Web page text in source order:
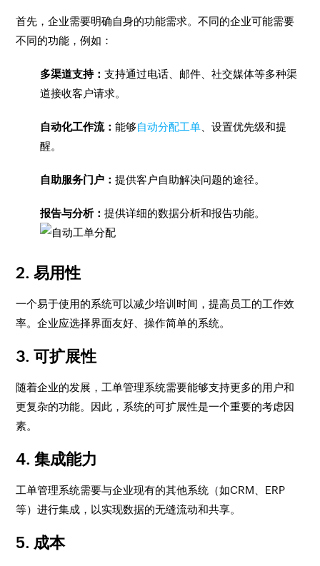
首先，企业需要明确自身的功能需求。不同的企业可能需要
不同的功能，例如：
多渠道支持：支持通过电话、邮件、社交媒体等多种渠
道接收客户请求。
自动化工作流：能够自动分配工单 、设置优先级和提
醒。
自助服务门户：提供客户自助解决问题的途径。
报告与分析：提供详细的数据分析和报告功能。
2. 易用性
一个易于使用的系统可以减少培训时间，提高员工的工作效
率。企业应选择界面友好、操作简单的系统。
3. 可扩展性
随着企业的发展，工单管理系统需要能够支持更多的用户和
更复杂的功能。因此，系统的可扩展性是一个重要的考虑因
素。
4. 集成能力
工单管理系统需要与企业现有的其他系统（如CRM、ERP
等）进行集成，以实现数据的无缝流动和共享。
5. 成本